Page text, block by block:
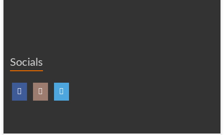
Socials